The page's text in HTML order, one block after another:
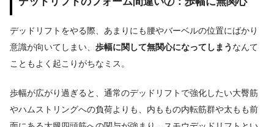
デッドリフトをやる際、あまりにも腰やバーベルの位置にばかり
意識が向いてしまい、 歩幅に関して無関心になってしまう なんて
こともよく起こりがちなミス。
歩幅が広がり過ぎると、通常のデッドリフトで強化したい大臀筋
やハムストリングへの負荷よりも、内ももの内転筋群や太もも前